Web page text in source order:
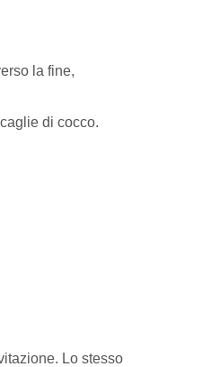
la fine,
di cocco.
Lo stesso